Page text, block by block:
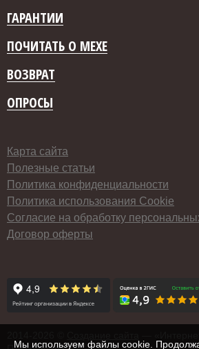
ГАРАНТИИ
ПОЧИТАТЬ О МЕХЕ
ВОЗВРАТ
ОПРОСЫ
Карта сайта
Полезные статьи
Политика конфиденциальности
Политика использования Cookie
Согласие на обработку
Договор оферты
Мы используем файлы cookie.